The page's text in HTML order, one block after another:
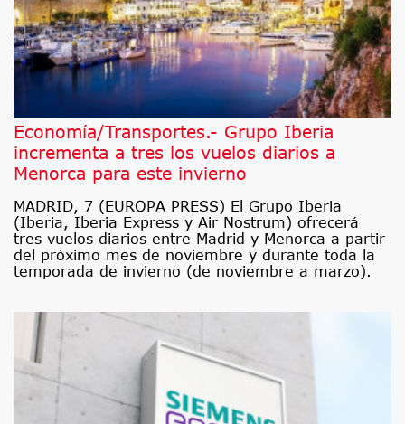
Economía/Transportes.- Grupo Iberia
incrementa a tres los vuelos diarios a
Menorca para este invierno
MADRID, 7 (EUROPA PRESS) El Grupo Iberia
(Iberia, Iberia Express y Air Nostrum) ofrecerá
tres vuelos diarios entre Madrid y Menorca a partir
del próximo mes de noviembre y durante toda la
temporada de invierno (de noviembre a marzo).